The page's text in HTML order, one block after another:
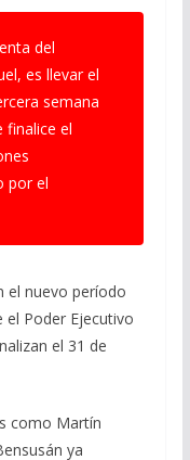
del
es llevar el
semana
finalice el
por el
el nuevo período
Poder Ejecutivo
el 31 de
como Martín
ya